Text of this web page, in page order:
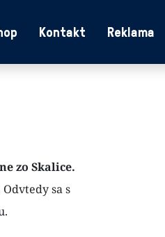
Kontakt Reklama
zo Skalice.
sa s